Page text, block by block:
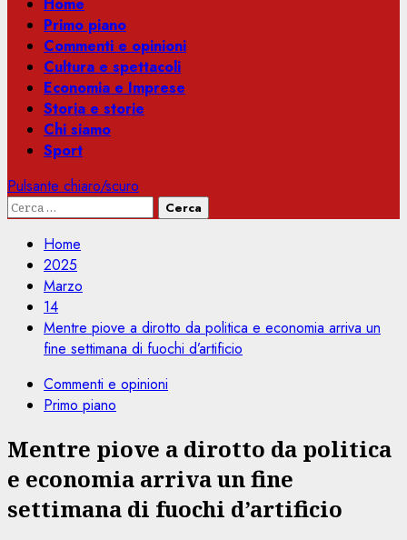
principalePrimo piano
Commenti e opinioni
Cultura e spettacoli
Economia e Imprese
Storia e storie
Chi siamo
Sport
Pulsante chiaro/scuro
Ricerca
Home
2025
Marzo
14
Mentre piove a dirotto da politica e economia arriva un
fine settimana di fuochi d’artificio
Commenti e opinioni
Primo piano
Mentre piove a dirotto da politica
e economia arriva un fine
settimana di fuochi d’artificio